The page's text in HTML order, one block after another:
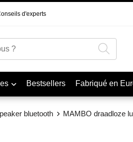
d'experts
Bestsellers Fabriqué en
bluetooth MAMBO draadloze